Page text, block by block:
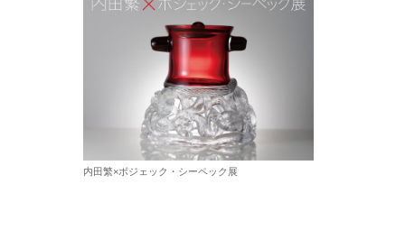
内田繁×ボジェック・シーペック展